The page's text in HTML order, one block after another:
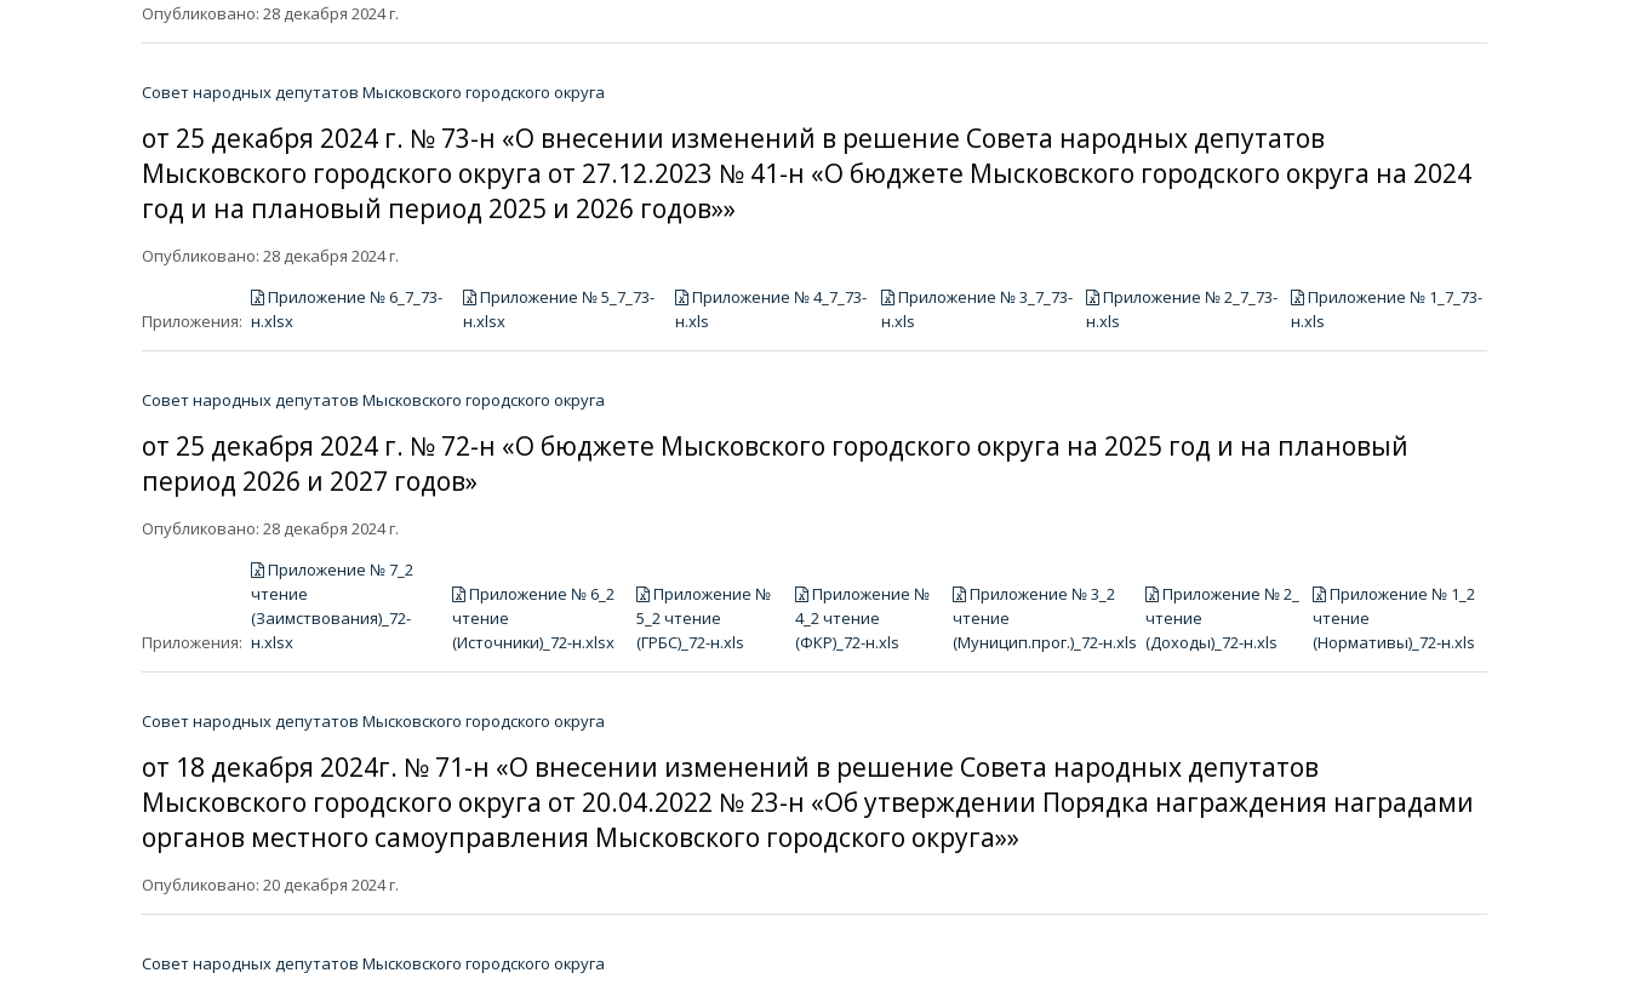
Опубликовано: 28 декабря 2024 г.
Совет народных депутатов Мысковского городского округа
от 25 декабря 2024 г. № 73-н «О внесении изменений в решение Совета народных депутатов
Мысковского городского округа от 27.12.2023 № 41-н «О бюджете Мысковского городского округа на 2024
год и на плановый период 2025 и 2026 годов»»
Опубликовано: 28 декабря 2024 г.
Приложения:
Приложение № 6_7_73-
н.xlsx
Приложение № 5_7_73-
н.xlsx
Приложение № 4_7_73-
н.xls
Приложение № 3_7_73-
н.xls
Приложение № 2_7_73-
н.xls
Приложение № 1_7_73-
н.xls
Совет народных депутатов Мысковского городского округа
от 25 декабря 2024 г. № 72-н «О бюджете Мысковского городского округа на 2025 год и на плановый
период 2026 и 2027 годов»
Опубликовано: 28 декабря 2024 г.
Приложения:
Приложение № 7_2
чтение
(Заимствования)_72-
н.xlsx
Приложение № 6_2
чтение
(Источники)_72-н.xlsx
Приложение №
5_2 чтение
(ГРБС)_72-н.xls
Приложение №
4_2 чтение
(ФКР)_72-н.xls
Приложение № 3_2
чтение
(Муницип.прог.)_72-н.xls
Приложение № 2_
чтение
(Доходы)_72-н.xls
Приложение № 1_2
чтение
(Нормативы)_72-н.xls
Совет народных депутатов Мысковского городского округа
от 18 декабря 2024г. № 71-н «О внесении изменений в решение Совета народных депутатов
Мысковского городского округа от 20.04.2022 № 23-н «Об утверждении Порядка награждения наградами
органов местного самоуправления Мысковского городского округа»»
Опубликовано: 20 декабря 2024 г.
Совет народных депутатов Мысковского городского округа